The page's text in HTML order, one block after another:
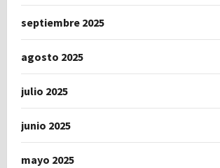
septiembre 2025
agosto 2025
julio 2025
junio 2025
mayo 2025